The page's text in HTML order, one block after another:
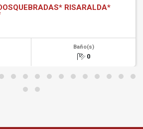
RISARALDA*
Baño(s)
0